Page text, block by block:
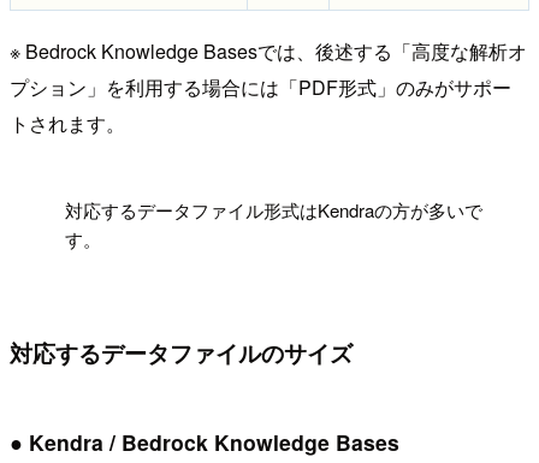
※ Bedrock Knowledge Basesでは、後述する「高度な解析オ
プション」を利用する場合には「PDF形式」のみがサポー
トされます。
対応するデータファイル形式はKendraの方が多いで
す。
対応するデータファイルのサイズ
● Kendra / Bedrock Knowledge Bases